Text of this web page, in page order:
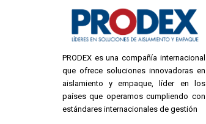
PRODEX es una compañía internacional
que ofrece soluciones innovadoras en
aislamiento y empaque, líder en los
países que operamos cumpliendo con
estándares internacionales de gestión